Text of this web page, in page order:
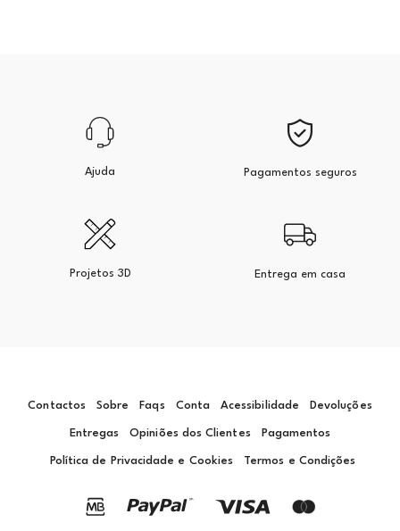
Ajuda Pagamentos seguros
Projetos 3D Entrega em casa
Contactos Sobre Faqs Conta Acessibilidade Devoluções
Entregas Opiniões dos Clientes Pagamentos
Política de Privacidade e Cookies Termos e Condições